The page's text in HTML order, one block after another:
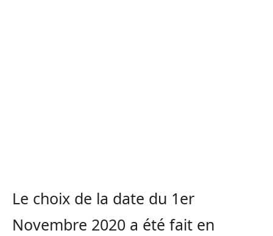
Le choix de la date du 1er
Novembre 2020 a été fait en